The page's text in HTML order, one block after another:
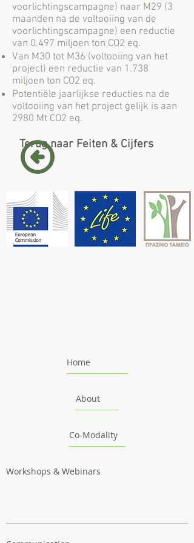
voorlichtingscampagne) naar M29 (3
maanden na de voltooiing van de
voorlichtingscampagne) een reductie
van 0.497 miljoen ton CO2 eq.
Van M30 tot M36 (voltooiing van het
project) een reductie van 1.738
miljoen ton CO2 eq.
Potentiële jaarlijkse reducties na de
voltooiing van het project gelijk is aan
2980 Mt CO2 eq.
Terug naar Feiten & Cijfers
Home
About
Co-Modality
Workshops & Webinars